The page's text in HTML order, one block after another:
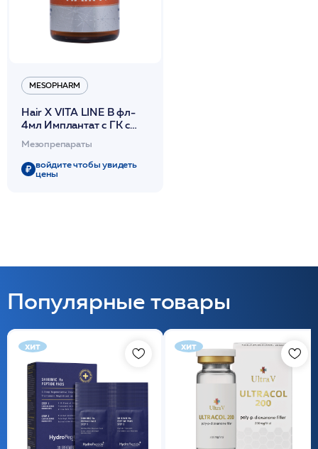
MESOPHARM
Hair X VITA LINE B фл-
4мл Имплантат с ГК с
выпадения волос
/Mesopharm*
Мезопрепараты
войдите чтобы увидеть
цены
Популярные товары
хит хит